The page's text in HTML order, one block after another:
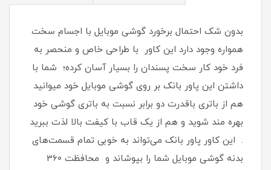
بدون شک احتمال برخورد گوشی موبایل با اجسام سخت
همواره وجود دارد این کاور با طراحی خاص و منحصر به
فرد خود کار سخت پسندان را بسیار آسان کرده؛ شما با
داشتن این پاور بانک بر روی گوشی موبایل خود میوانید
هم از باتری باقدرت دو برابر نسبت به باتری گوشی خود
بهره مند شوید و هم از یک قاب با کیفت بالا لذت ببرید
. این کاور پاور بانک می‌تواند به خوبی تمام قسمت‌های
بدنه گوشی موبایل شما را بپوشاند و محافظت 360